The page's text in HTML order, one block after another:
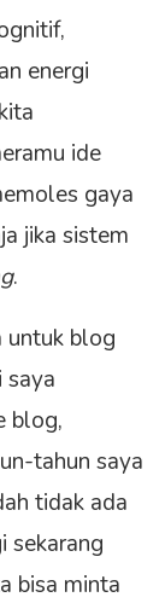
energi
ide
gaya
jika sistem
.
untuk blog
saya
blog,
tahun saya
tidak ada
sekarang
bisa minta